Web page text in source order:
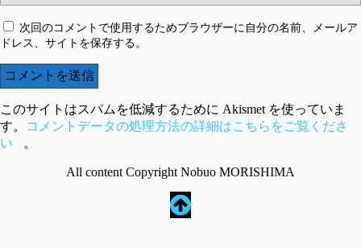
次回のコメントで使用するためブラウザーに自分の名前、メールア
ドレス、サイトを保存する。
このサイトはスパムを低減するために Akismet を使っていま
す。
コメントデータの処理方法の詳細はこちらをご覧くださ
い
。
All content Copyright Nobuo MORISHIMA